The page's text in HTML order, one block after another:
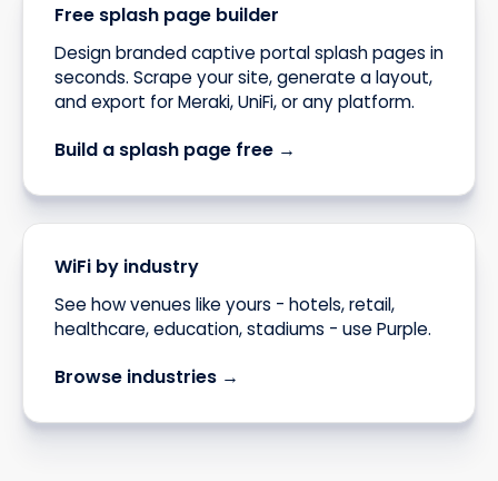
Free splash page builder
Design branded captive portal splash pages in
seconds. Scrape your site, generate a layout,
and export for Meraki, UniFi, or any platform.
Build a splash page free →
WiFi by industry
See how venues like yours - hotels, retail,
healthcare, education, stadiums - use Purple.
Browse industries →